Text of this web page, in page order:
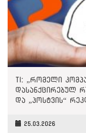
TI: „რომელი
დასანქცირებულ
და „პოსტვის“
25.03.2026